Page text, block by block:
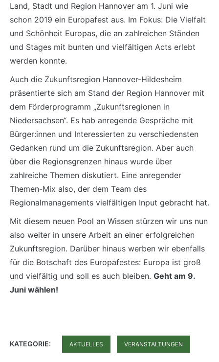
Land, Stadt und Region Hannover am 1. Juni wie
schon 2019 ein Europafest aus. Im Fokus: Die Vielfalt
und Schönheit Europas, die an zahlreichen Ständen
und Stages mit bunten und vielfältigen Acts erlebt
werden konnte.
Auch die Zukunftsregion Hannover-Hildesheim
präsentierte sich am Stand der Region Hannover mit
dem Förderprogramm „Zukunftsregionen in
Niedersachsen“. Es hab anregende Gespräche mit
Bürger:innen und Interessierten zu verschiedensten
Gedanken rund um die Zukunftsregion. Aber auch
über die Regionsgrenzen hinaus wurde über
zahlreiche Themen diskutiert. Eine anregender
Themen-Mix also, der dem Team des
Regionalmanagements vielfältigen Input gebracht hat.
Mit diesem neuen Pool an Wissen stürzen wir uns nun
also weiter in unsere Arbeit an einer erfolgreichen
Zukunftsregion. Darüber hinaus werben wir ebenfalls
für die Botschaft des Europafestes: Europa ist groß
und vielfältig und soll es auch bleiben. Geht am 9.
Juni wählen!
KATEGORIE: AKTUELLES VERANSTALTUNGEN